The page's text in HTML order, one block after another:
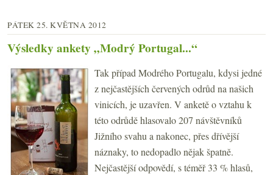
PÁTEK 25. KVĚTNA 2012
Výsledky ankety „Modrý Portugal...“
Tak případ Modrého Portugalu, kdysi jedné
z nejčastějších červených odrůd na našich
vinicích, je uzavřen. V anketě o vztahu k
této odrůdě hlasovalo 207 návštěvníků
Jižního svahu a nakonec, přes dřívější
náznaky, to nedopadlo nějak špatně.
Nejčastější odpovědí, s téměř 33 % hlasů,